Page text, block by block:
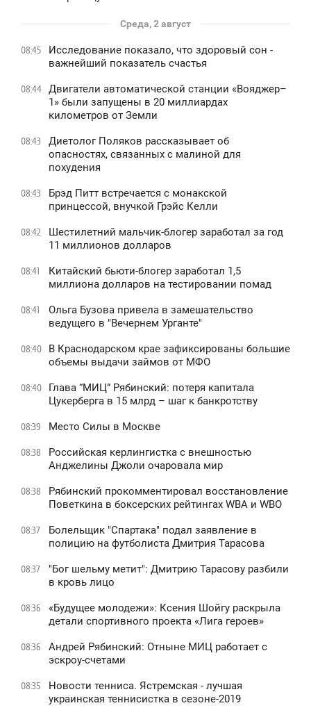
Среда, 2 август
08:45
Исследование показало, что здоровый сон -
важнейший показатель счастья
08:44
Двигатели автоматической станции «Вояджер–
1» были запущены в 20 миллиардах
километров от Земли
08:43
Диетолог Поляков рассказывает об
опасностях, связанных с малиной для
похудения
08:43
Брэд Питт встречается с монакской
принцессой, внучкой Грэйс Келли
08:42
Шестилетний мальчик-блогер заработал за год
11 миллионов долларов
08:41
Китайский бьюти-блогер заработал 1,5
миллиона долларов на тестировании помад
08:41
Ольга Бузова привела в замешательство
ведущего в "Вечернем Урганте"
08:40
В Краснодарском крае зафиксированы большие
объемы выдачи займов от МФО
08:40
Глава “МИЦ” Рябинский: потеря капитала
Цукерберга в 15 млрд – шаг к банкротству
08:39 Место Силы в Москве
08:38
Российская керлингистка с внешностью
Анджелины Джоли очаровала мир
08:38
Рябинский прокомментировал восстановление
Поветкина в боксерских рейтингах WBA и WBO
08:37
Болельщик "Спартака" подал заявление в
полицию на футболиста Дмитрия Тарасова
08:37
"Бог шельму метит": Дмитрию Тарасову разбили
в кровь лицо
08:36
«Будущее молодежи»: Ксения Шойгу раскрыла
детали спортивного проекта «Лига героев»
08:36
Андрей Рябинский: Отныне МИЦ работает с
эскроу-счетами
08:35
Новости тенниса. Ястремская - лучшая
украинская теннисистка в сезоне-2019